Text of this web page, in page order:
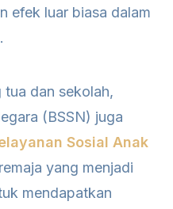
efek luar biasa dalam
.
dan sekolah,
(BSSN) juga
Sosial Anak
yang menjadi
mendapatkan